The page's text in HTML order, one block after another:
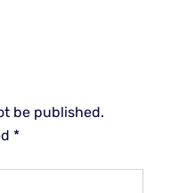
be published.
*